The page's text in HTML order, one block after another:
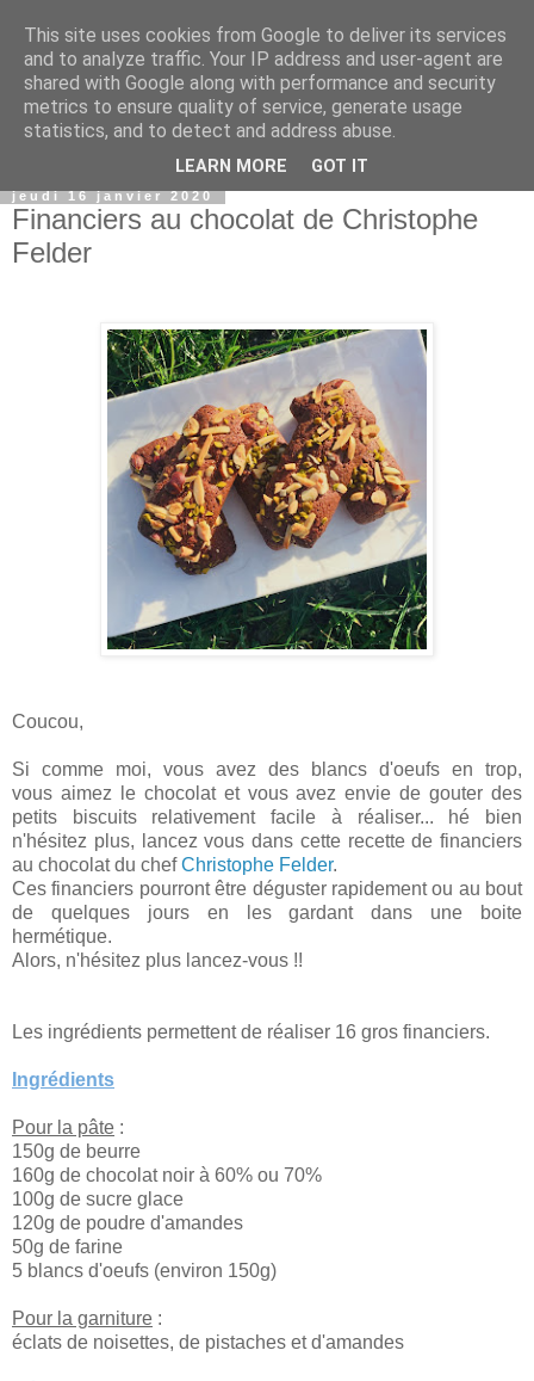
jeudi 16 janvier 2020
Financiers au chocolat de Christophe
Felder
Coucou,
Si comme moi, vous avez des blancs d'oeufs en trop,
vous aimez le chocolat et vous avez envie de gouter des
petits biscuits relativement facile à réaliser... hé bien
n'hésitez plus, lancez vous dans cette recette de financiers
au chocolat du chefChristophe Felder.
Ces financiers pourront être déguster rapidement ou au bout
de quelques jours en les gardant dans une boite
hermétique.
Alors, n'hésitez plus lancez-vous !!
Les ingrédients permettent de réaliser 16 gros financiers.
Ingrédients
Pour la pâte :
150g de beurre
160g de chocolat noir à 60% ou 70%
100g de sucre glace
120g de poudre d'amandes
50g de farine
5 blancs d'oeufs (environ 150g)
Pour la garniture :
éclats de noisettes, de pistaches et d'amandes
This site uses cookies from Google to deliver its services
and to analyze traffic. Your IP address and user-agent are
shared with Google along with performance and security
metrics to ensure quality of service, generate usage
statistics, and to detect and address abuse.
LEARN MORE GOT IT